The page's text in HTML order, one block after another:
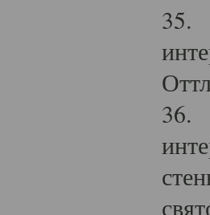
35.
36.